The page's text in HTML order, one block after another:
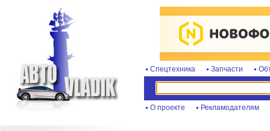
Спецтехника Запчасти
О проекте Рекламодателям